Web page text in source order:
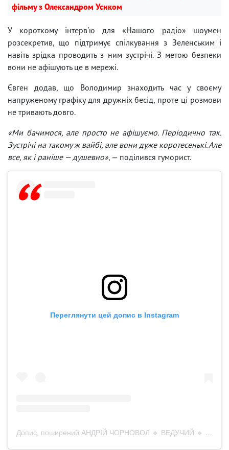
фільму з Олександром Усиком
У короткому інтерв'ю для «Нашого радіо» шоумен
розсекретив, що підтримує спілкування з Зеленським і
навіть зрідка проводить з ним зустрічі. З метою безпеки
вони не афішують це в мережі.
Євген додав, що Володимир знаходить час у своєму
напруженому графіку для дружніх бесід, проте ці розмови
не тривають довго.
«Ми бачимося, але просто не афішуємо. Періодично так.
Зустрічі на такому ж вайбі, але вони дуже коротесенькі. Але
все, як і раніше — душевно», — поділився гуморист.
Переглянути цей допис в Instagram
Допис, поширений АНДРІЙ ЧОРНОВОЛ 🔹 ВЕДУЧИЙ 🔹 (@chornovol.andrii)